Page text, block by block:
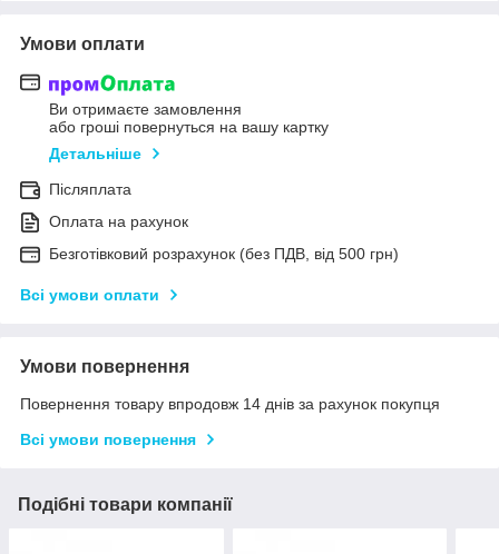
Умови оплати
Ви отримаєте замовлення
або гроші повернуться на вашу картку
Детальніше
Післяплата
Оплата на рахунок
Безготівковий розрахунок (без ПДВ, від 500 грн)
Всі умови оплати
Умови повернення
Повернення товару впродовж 14 днів за рахунок покупця
Всі умови повернення
Подібні товари компанії